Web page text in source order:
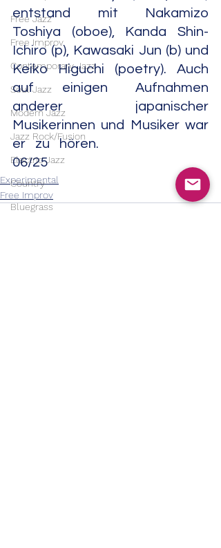
Free Jazz
Free Improv
Contemporary Jazz
Soul Jazz
Modern Jazz
Jazz Rock/Fusion
Electric Jazz
Country
Bluegrass
entstand mit Nakamizo
Toshiya (oboe), Kanda Shin-
Ichiro (p), Kawasaki Jun (b) und
Keiko Higuchi (poetry). Auch
auf einigen Aufnahmen
anderer japanischer
Musikerinnen und Musiker war
er zu hören.
06/25
Experimental
Free Improv